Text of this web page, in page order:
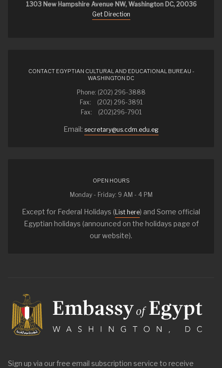
1303 New Hampshire Avenue NW, Washington DC, 20036
Get Direction
CONTACT EGYPTIAN CULTURAL AND EDUCATIONAL BUREAU -
WASHINGTON DC
Phone: (202) 296-3888
Fax: (202) 296-3891
Fax: (202)296-7901
Email: secretary@us.cdm.edu.eg
OPEN HOURS
Monday - Friday: 9 AM - 4 PM
Except for Federal Holidays (List here) and Some official
Egyptian holidays (announced on the holidays page of
our website).
Sign up via our free email subscription service to receive